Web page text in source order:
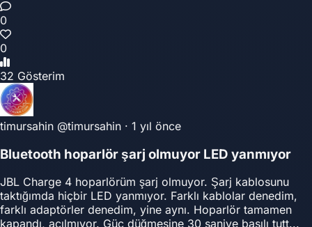
0
0
32 Gösterim
timursahin @timursahin · 1 yıl önce
Bluetooth hoparlör şarj olmuyor LED yanmıyor
JBL Charge 4 hoparlörüm şarj olmuyor. Şarj kablosunu
taktığımda hiçbir LED yanmıyor. Farklı kablolar denedim,
farklı adaptörler denedim, yine aynı. Hoparlör tamamen
kapandı, açılmıyor. Güç düğmesine 30 saniye basılı tutt...